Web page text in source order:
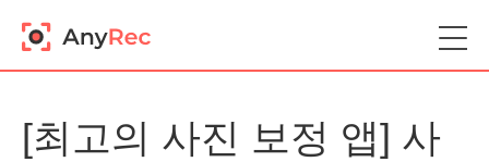
[최고의 사진 보정 앱] 사